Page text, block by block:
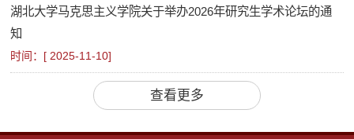
湖北大学马克思主义学院关于举办2026年研究生学术论坛的通
知
时间：[ 2025-11-10]
查看更多